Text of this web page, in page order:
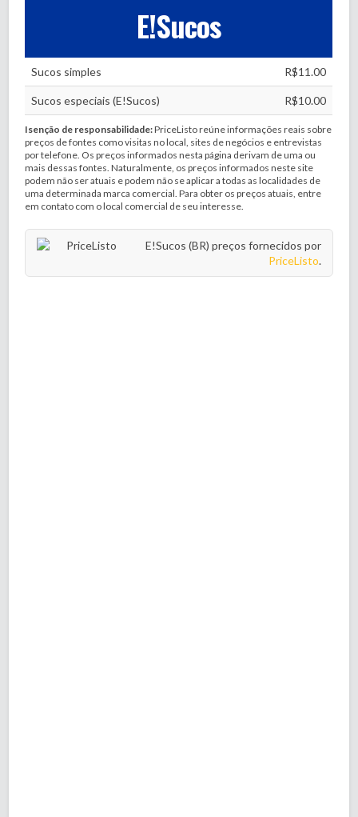
E!Sucos
Sucos simples R$11.00
Sucos especiais (E!Sucos) R$10.00
Isenção de responsabilidade:PriceListo reúne informações reais sobre
preços de fontes como visitas no local, sites de negócios e entrevistas
por telefone. Os preços informados nesta página derivam de uma ou
mais dessas fontes. Naturalmente, os preços informados neste site
podem não ser atuais e podem não se aplicar a todas as localidades de
uma determinada marca comercial. Para obter os preços atuais, entre
em contato com o local comercial de seu interesse.
E!Sucos (BR) preços fornecidos por
PriceListo.